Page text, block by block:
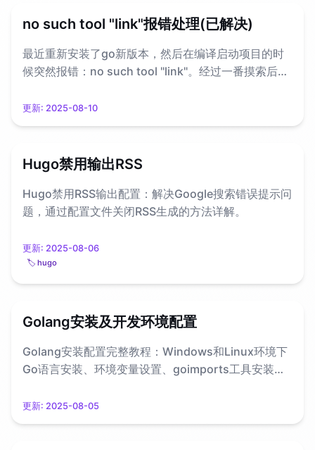
no such tool "link"报错处理(已解决)
最近重新安装了go新版本，然后在编译启动项目的时
候突然报错：no such tool "link"。经过一番摸索后，
更新: 2025-08-10
Hugo禁用输出RSS
Hugo禁用RSS输出配置：解决Google搜索错误提示问
题，通过配置文件关闭RSS生成的方法详解。
更新: 2025-08-06
🏷️ hugo
Golang安装及开发环境配置
Golang安装配置完整教程：Windows和Linux环境下
Go语言安装、环境变量设置、goimports工具安装和
更新: 2025-08-05